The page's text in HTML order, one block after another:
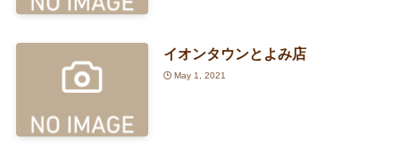
イオンタウンとよみ店
May 1, 2021